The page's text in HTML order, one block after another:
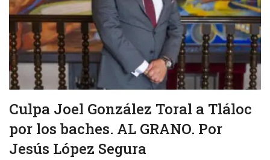
Culpa Joel González Toral a Tláloc
por los baches. AL GRANO. Por
Jesús López Segura